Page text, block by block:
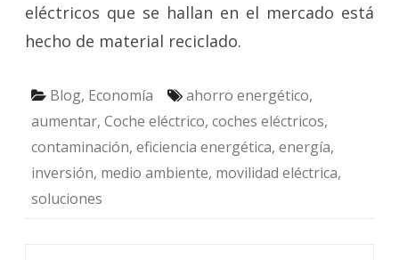
eléctricos que se hallan en el mercado está
hecho de material reciclado.
Blog, Economía ahorro energético,
aumentar, Coche eléctrico, coches eléctricos,
contaminación, eficiencia energética, energía,
inversión, medio ambiente, movilidad eléctrica,
soluciones